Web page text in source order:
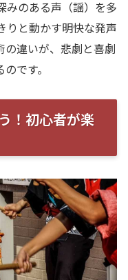
みのある声（謡）を多
りと動かす明快な発声
の違いが、悲劇と喜劇
です。
！初心者が楽